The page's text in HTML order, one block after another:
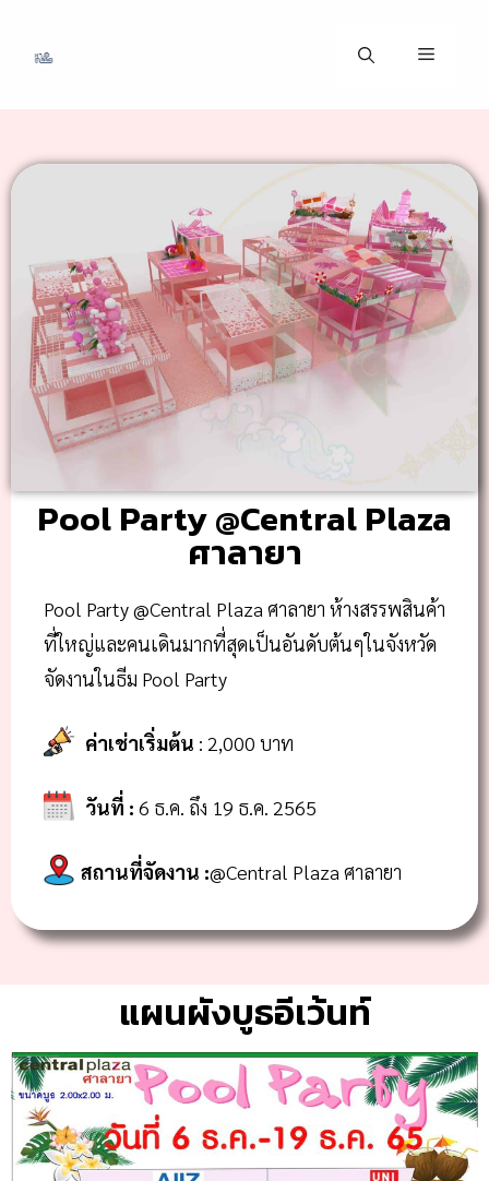
Pool Party @Central Plaza
ศาลายา
Pool Party @Central Plaza ศาลายา ห้างสรรพสินค้า
ที่ใหญ่และคนเดินมากที่สุดเป็นอันดับต้นๆในจังหวัด
จัดงานในธีม Pool Party
ค่าเช่าเริ่มต้น : 2,000 บาท
วันที่ : 6 ธ.ค. ถึง 19 ธ.ค. 2565
สถานที่จัดงาน :@Central Plaza ศาลายา
แผนผังบูธอีเว้นท์